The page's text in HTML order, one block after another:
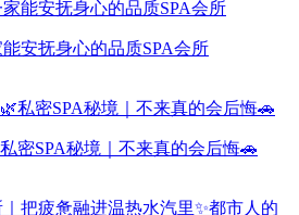
安抚身心的品质SPA会所
密SPA秘境｜不来真的会后悔🚗